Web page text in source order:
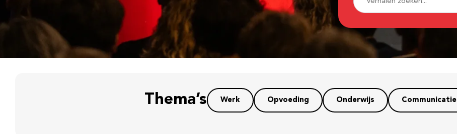
Thema’s Werk Opvoeding Onderwijs Communicatie